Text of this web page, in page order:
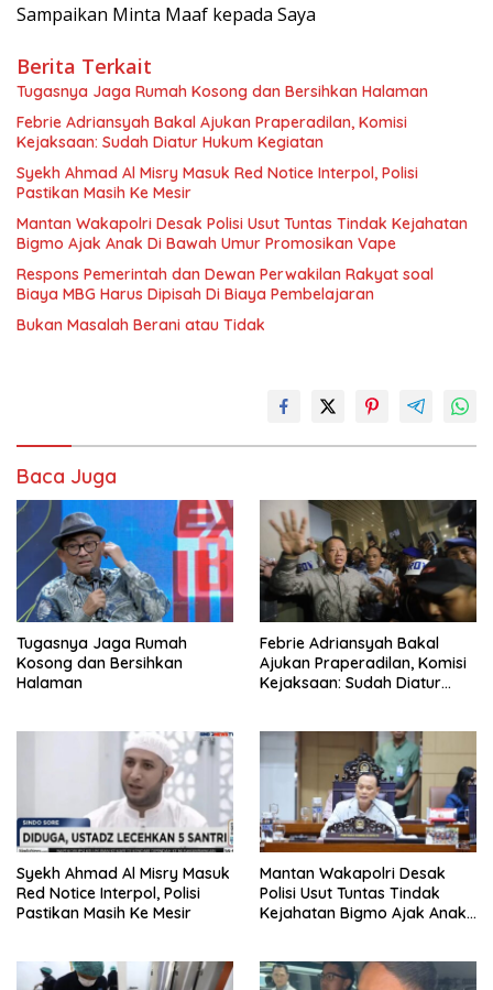
Sampaikan Minta Maaf kepada Saya
Berita Terkait
Tugasnya Jaga Rumah Kosong dan Bersihkan Halaman
Febrie Adriansyah Bakal Ajukan Praperadilan, Komisi
Kejaksaan: Sudah Diatur Hukum Kegiatan
Syekh Ahmad Al Misry Masuk Red Notice Interpol, Polisi
Pastikan Masih Ke Mesir
Mantan Wakapolri Desak Polisi Usut Tuntas Tindak Kejahatan
Bigmo Ajak Anak Di Bawah Umur Promosikan Vape
Respons Pemerintah dan Dewan Perwakilan Rakyat soal
Biaya MBG Harus Dipisah Di Biaya Pembelajaran
Bukan Masalah Berani atau Tidak
Baca Juga
Tugasnya Jaga Rumah
Kosong dan Bersihkan
Halaman
Febrie Adriansyah Bakal
Ajukan Praperadilan, Komisi
Kejaksaan: Sudah Diatur
Syekh Ahmad Al Misry Masuk
Red Notice Interpol, Polisi
Pastikan Masih Ke Mesir
Mantan Wakapolri Desak
Polisi Usut Tuntas Tindak
Kejahatan Bigmo Ajak Anak